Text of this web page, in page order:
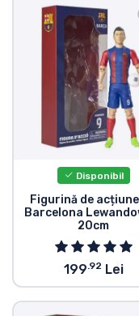
Disponibil
Figurină de acțiune
Barcelona
20cm
199.92 Lei